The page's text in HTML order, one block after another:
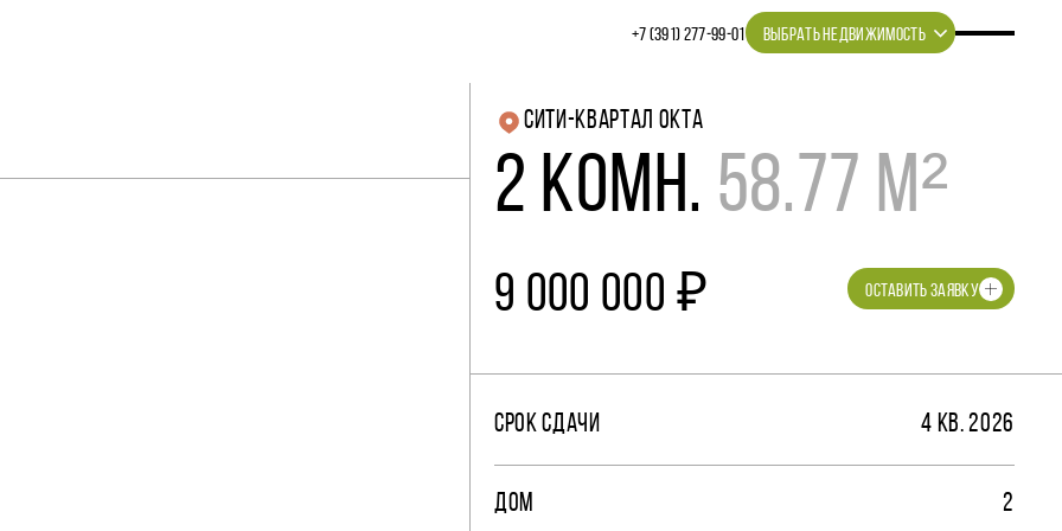
+7 (391) 277‒99‒01 ВЫБРАТЬ НЕДВИЖИМОСТЬ
СИТИ-КВАРТАЛ ОКТА
2 КОМН. 58.77 М²
9 000 000 ₽ ОСТАВИТЬ ЗАЯВКУ
СРОК СДАЧИ 4 КВ. 2026
ДОМ 2